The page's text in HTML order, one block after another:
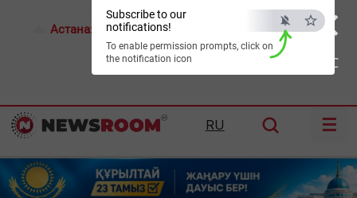
×
ESC
Subscribe to our
notifications!
To enable permission prompts, click on
the notification icon
Астана: 17°C Алматы: Шымкент:28°C
RU ☰